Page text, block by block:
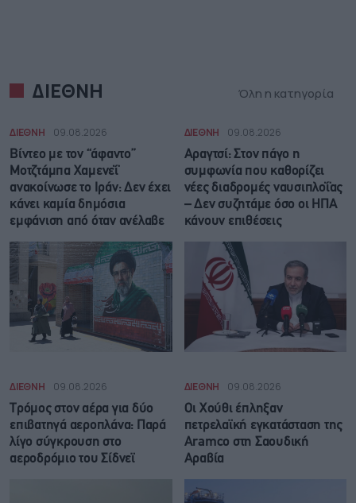
ΔΙΕΘΝΗ Όλη η κατηγορία
ΔΙΕΘΝΗ 09.08.2026
Βίντεο με τον “άφαντο”
Μοτζτάμπα Χαμενεΐ
ανακοίνωσε το Ιράν: Δεν έχει
κάνει καμία δημόσια
εμφάνιση από όταν ανέλαβε
ΔΙΕΘΝΗ 09.08.2026
Αραγτσί: Στον πάγο η
συμφωνία που καθορίζει
νέες διαδρομές ναυσιπλοΐας
– Δεν συζητάμε όσο οι ΗΠΑ
κάνουν επιθέσεις
ΔΙΕΘΝΗ 09.08.2026
Τρόμος στον αέρα για δύο
επιβατηγά αεροπλάνα: Παρά
λίγο σύγκρουση στο
αεροδρόμιο του Σίδνεϊ
ΔΙΕΘΝΗ 09.08.2026
Οι Χούθι έπληξαν
πετρελαϊκή εγκατάσταση της
Aramco στη Σαουδική
Αραβία